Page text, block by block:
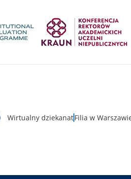
Wirtualny dziekanatFilia w